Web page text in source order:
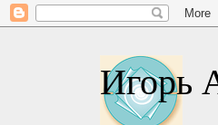
Игорь